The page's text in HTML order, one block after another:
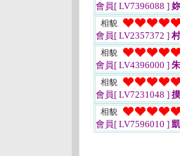
會員[ LV7396088 ]
相貌
會員[ LV2357372 ]
相貌
會員[ LV4396000 ]
相貌
會員[ LV7231048 ]
相貌
會員[ LV7596010 ]